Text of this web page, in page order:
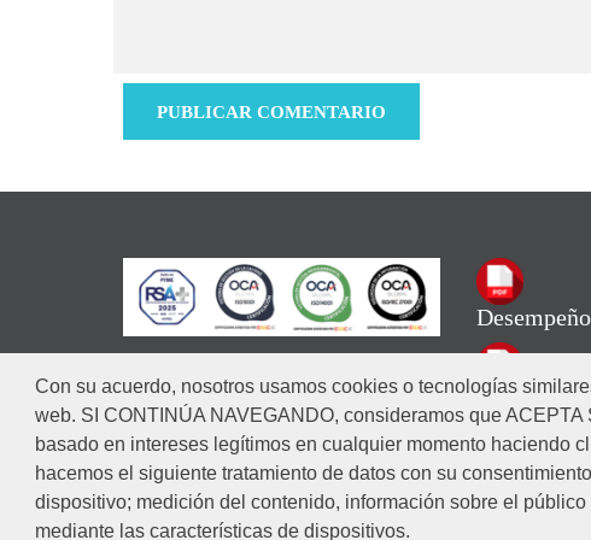
Con su acuerdo, nosotros usamos cookies o tecnologías
web. SI CONTINÚA NAVEGANDO, consideramos que
basado en intereses legítimos en cualquier momento haciendo
hacemos el siguiente tratamiento de datos con su
dispositivo; medición del contenido, información sobre el
mediante las características de dispositivos.
Código de